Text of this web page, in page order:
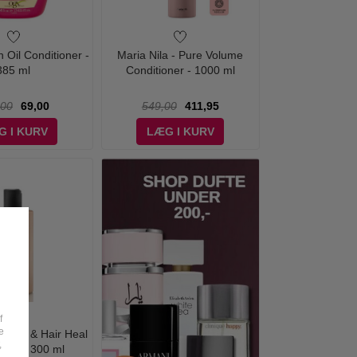
Oil Conditioner -
ml
69,00
I KURV
Maria Nila - Pure Volume
Conditioner - 1000 ml
549,00
411,95
LÆG I KURV
& Hair Heal
- 300 ml